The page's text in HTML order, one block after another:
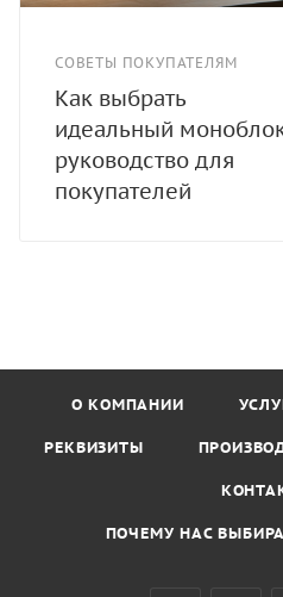
СОВЕТЫ ПОКУПАТЕЛЯМ
Как выбрать
идеальный
руководство для
покупателей
О КОМПАНИИ
РЕКВИЗИТЫ
ПОЧЕМУ НАС